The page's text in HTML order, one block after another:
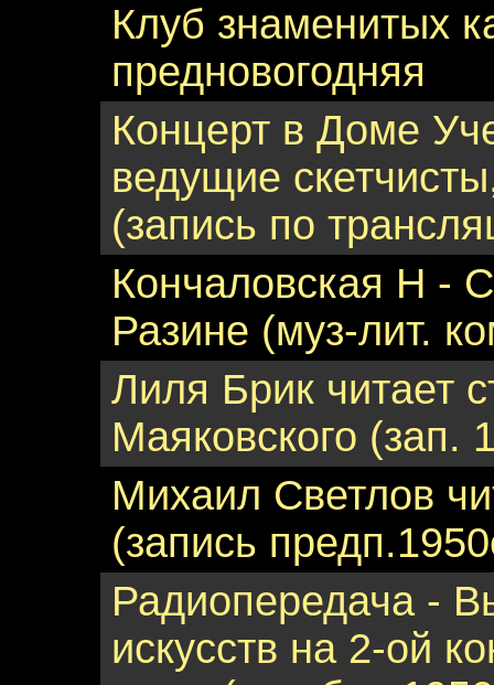
Клуб знаменитых
предновогодняя
Концерт в Доме
ведущие
(запись по
Кончаловская Н -
Разине (муз-лит.
Лиля Брик читает
Маяковского (зап.
Михаил Светлов
(запись
Радиопередача -
искусств на 2-ой